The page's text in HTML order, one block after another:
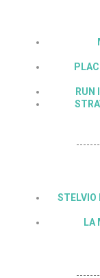
RUN
STELVIO
LA